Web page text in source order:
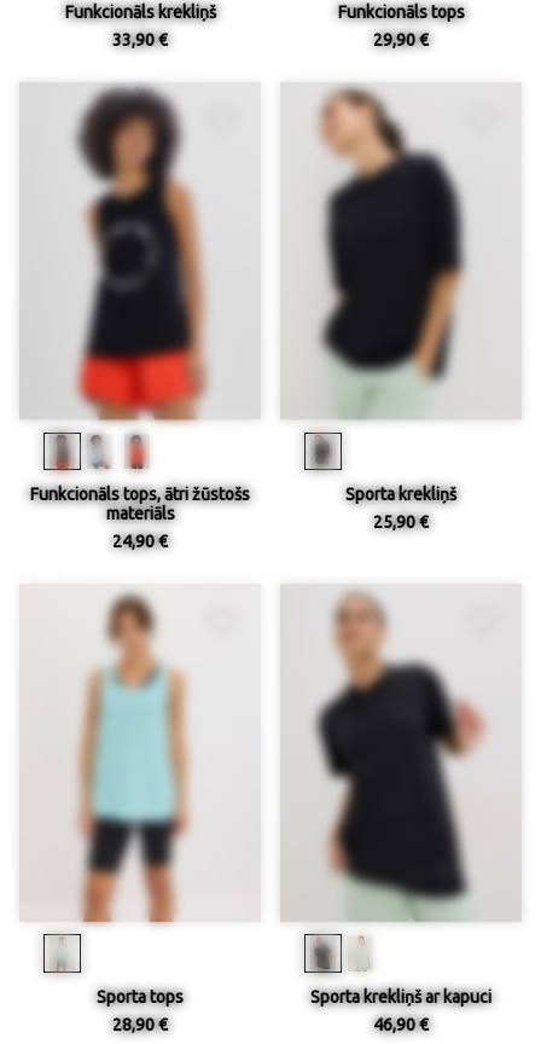
Funkcionāls krekliņš
33,90 €
Funkcionāls tops
29,90 €
Funkcionāls tops, ātri žūstošs
materiāls
24,90 €
Sporta krekliņš
25,90 €
Sporta tops
28,90 €
Sporta krekliņš ar kapuci
46,90 €